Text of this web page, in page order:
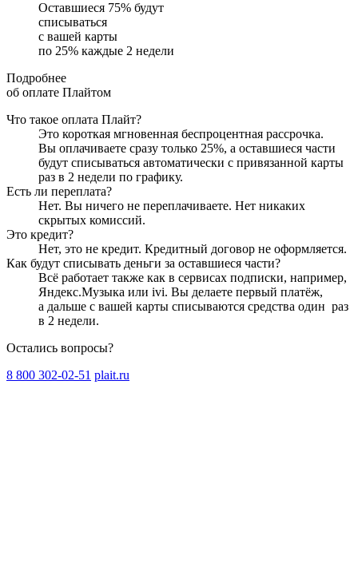
Оставшиеся 75% будут
списываться
с вашей карты
по 25% каждые 2 недели
Подробнее
об оплате Плайтом
Что такое оплата Плайт?
Это короткая мгновенная беспроцентная рассрочка.
Вы оплачиваете сразу только 25%, а оставшиеся части
будут списываться автоматически с привязанной карты
раз в 2 недели по графику.
Есть ли переплата?
Нет. Вы ничего не переплачиваете. Нет никаких
скрытых комиссий.
Это кредит?
Нет, это не кредит. Кредитный договор не оформляется.
Как будут списывать деньги за оставшиеся части?
Всё работает также как в сервисах подписки, например,
Яндекс.Музыка или ivi. Вы делаете первый платёж,
а дальше с вашей карты списываются средства один раз
в 2 недели.
Остались вопросы?
8 800 302-02-51 plait.ru